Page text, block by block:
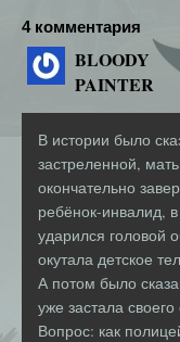
4 комментария
BLOODY
PAINTER
В истории было
застреленной,
окончательно
ребёнок-инвалид,
ударился головой
окутала детское
А потом было
уже застала
Вопрос: как